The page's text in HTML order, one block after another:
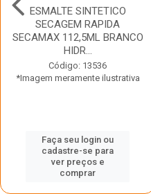
ESMALTE SINTETICO
SECAGEM RAPIDA
SECAMAX 112,5ML BRANCO
HIDR...
Código: 13536
*Imagem meramente ilustrativa
Faça seu login ou
cadastre-se para
ver preços e
comprar